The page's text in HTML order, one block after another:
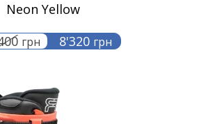
Neon Yellow
грн 8'320 грн